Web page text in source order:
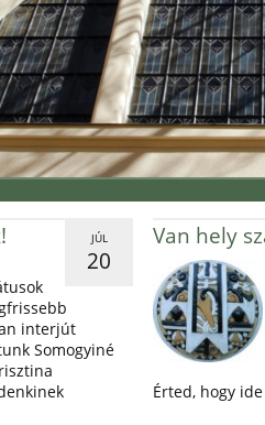
JÚL
20
interjút
Somogyiné
Van hely
Érted, hogy